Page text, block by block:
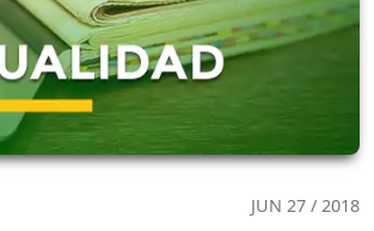
JUN 27 / 2018